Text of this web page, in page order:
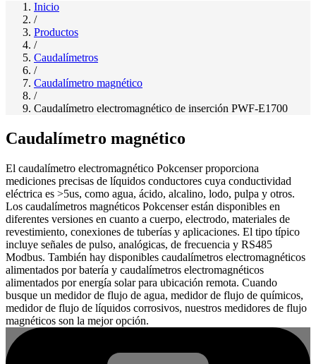
Inicio
/
Productos
/
Caudalímetros
/
Caudalímetro magnético
/
Caudalímetro electromagnético de inserción PWF-E1700
Caudalímetro magnético
El caudalímetro electromagnético Pokcenser proporciona
mediciones precisas de líquidos conductores cuya conductividad
eléctrica es >5us, como agua, ácido, alcalino, lodo, pulpa y otros.
Los caudalímetros magnéticos Pokcenser están disponibles en
diferentes versiones en cuanto a cuerpo, electrodo, materiales de
revestimiento, conexiones de tuberías y aplicaciones. El tipo típico
incluye señales de pulso, analógicas, de frecuencia y RS485
Modbus. También hay disponibles caudalímetros electromagnéticos
alimentados por batería y caudalímetros electromagnéticos
alimentados por energía solar para ubicación remota. Cuando
busque un medidor de flujo de agua, medidor de flujo de químicos,
medidor de flujo de líquidos corrosivos, nuestros medidores de flujo
magnéticos son la mejor opción.